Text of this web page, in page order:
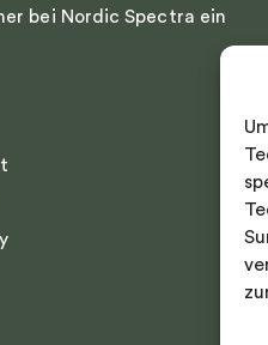
bei Nordic Spectra ein